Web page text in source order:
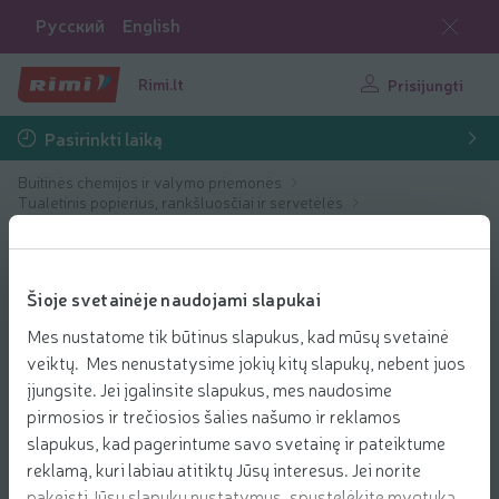
Šioje svetainėje naudojami slapukai
Mes nustatome tik būtinus slapukus, kad mūsų svetainė
veiktų. Mes nenustatysime jokių kitų slapukų, nebent juos
įjungsite. Jei įgalinsite slapukus, mes naudosime
pirmosios ir trečiosios šalies našumo ir reklamos
slapukus, kad pagerintume savo svetainę ir pateiktume
reklamą, kuri labiau atitiktų Jūsų interesus. Jei norite
Русский English
Rimi.lt Prisijungti
Pasirinkti laiką
Buitinės chemijos ir valymo priemonės
Tualetinis popierius, rankšluosčiai ir servetėlės
Popieriniai rankšluosčiai